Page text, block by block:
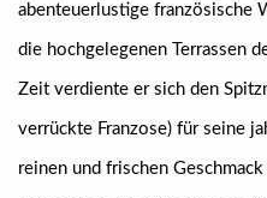
abenteuerlustige französische
die hochgelegenen Terrassen
Zeit verdiente er sich den
verrückte Franzose) für seine
reinen und frischen